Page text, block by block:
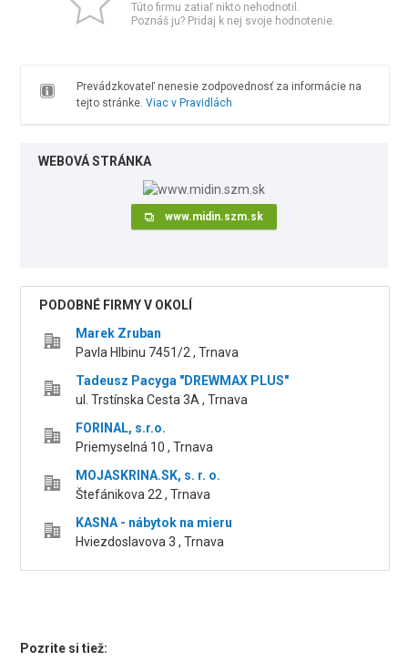
Túto firmu zatiaľ nikto nehodnotil.
Poznáš ju? Pridaj k nej svoje hodnotenie.
Prevádzkovateľ nenesie zodpovednosť za informácie na
tejto stránke. Viac v Pravidlách
WEBOVÁ STRÁNKA
www.midin.szm.sk
PODOBNÉ FIRMY V OKOLÍ
Marek Zruban
Pavla Hlbinu 7451/2 , Trnava
Tadeusz Pacyga "DREWMAX PLUS"
ul. Trstínska Cesta 3A , Trnava
FORINAL, s.r.o.
Priemyselná 10 , Trnava
MOJASKRINA.SK, s. r. o.
Štefánikova 22 , Trnava
KASNA - nábytok na mieru
Hviezdoslavova 3 , Trnava
Pozrite si tiež: